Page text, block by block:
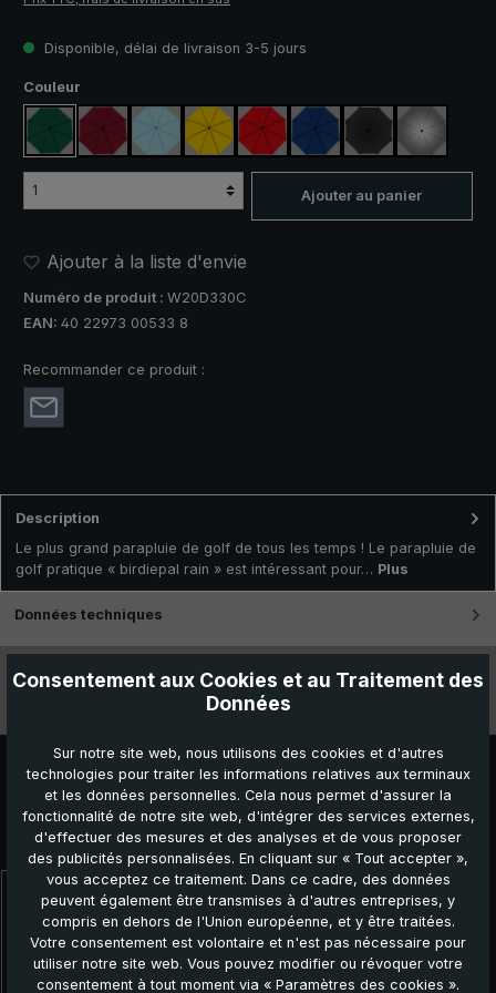
Disponible, délai de livraison 3-5 jours
Sélectionnez
Couleur
vert foncérouge vin bleu clairjaune rouge bleu royalnoir argent,
Ajouter au panier
Ajouter à la liste d'envie
Numéro de produit : W20D330C
EAN: 40 22973 00533 8
Recommander ce produit :
Description
Le plus grand parapluie de golf de tous les temps ! Le parapluie de
golf pratique « birdiepal rain » est intéressant pour… Plus
Données techniques
Ignorer la galerie de produits
Autres produits que vous pourriez aimer :
Topseller
Consentement aux Cookies et au Traitement des
Données
Sur notre site web, nous utilisons des cookies et d'autres
technologies pour traiter les informations relatives aux terminaux
et les données personnelles. Cela nous permet d'assurer la
fonctionnalité de notre site web, d'intégrer des services externes,
d'effectuer des mesures et des analyses et de vous proposer
des publicités personnalisées. En cliquant sur « Tout accepter »,
vous acceptez ce traitement. Dans ce cadre, des données
peuvent également être transmises à d'autres entreprises, y
compris en dehors de l'Union européenne, et y être traitées.
Votre consentement est volontaire et n'est pas nécessaire pour
utiliser notre site web. Vous pouvez modifier ou révoquer votre
consentement à tout moment via « Paramètres des cookies ».